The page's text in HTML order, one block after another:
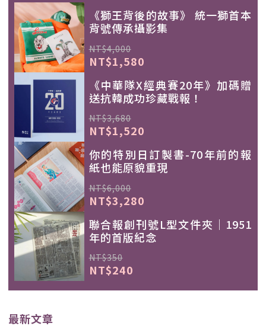
《獅王背後的故事》 統一獅首本
背號傳承攝影集
NT$4,000
NT$1,580
《中華隊X經典賽20年》加碼贈
送抗韓成功珍藏戰報！
NT$3,680
NT$1,520
你的特別日訂製書-70年前的報
紙也能原貌重現
NT$6,000
NT$3,280
聯合報創刊號L型文件夾｜1951
年的首版紀念
NT$350
NT$240
最新文章